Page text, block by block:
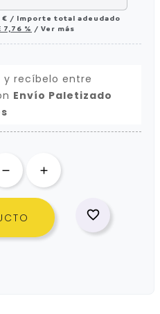
€ / Importe total adeudado
7,76 % / Ver más
y recíbelo entre
Envío Paletizado
